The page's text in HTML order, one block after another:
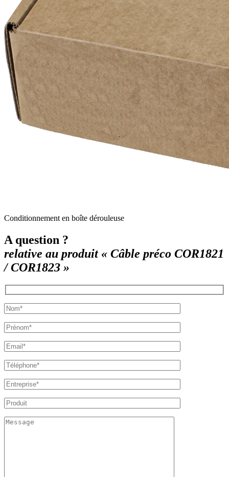
Conditionnement en boîte dérouleuse
A question ?
relative au produit « Câble préco COR1821
/ COR1823 »